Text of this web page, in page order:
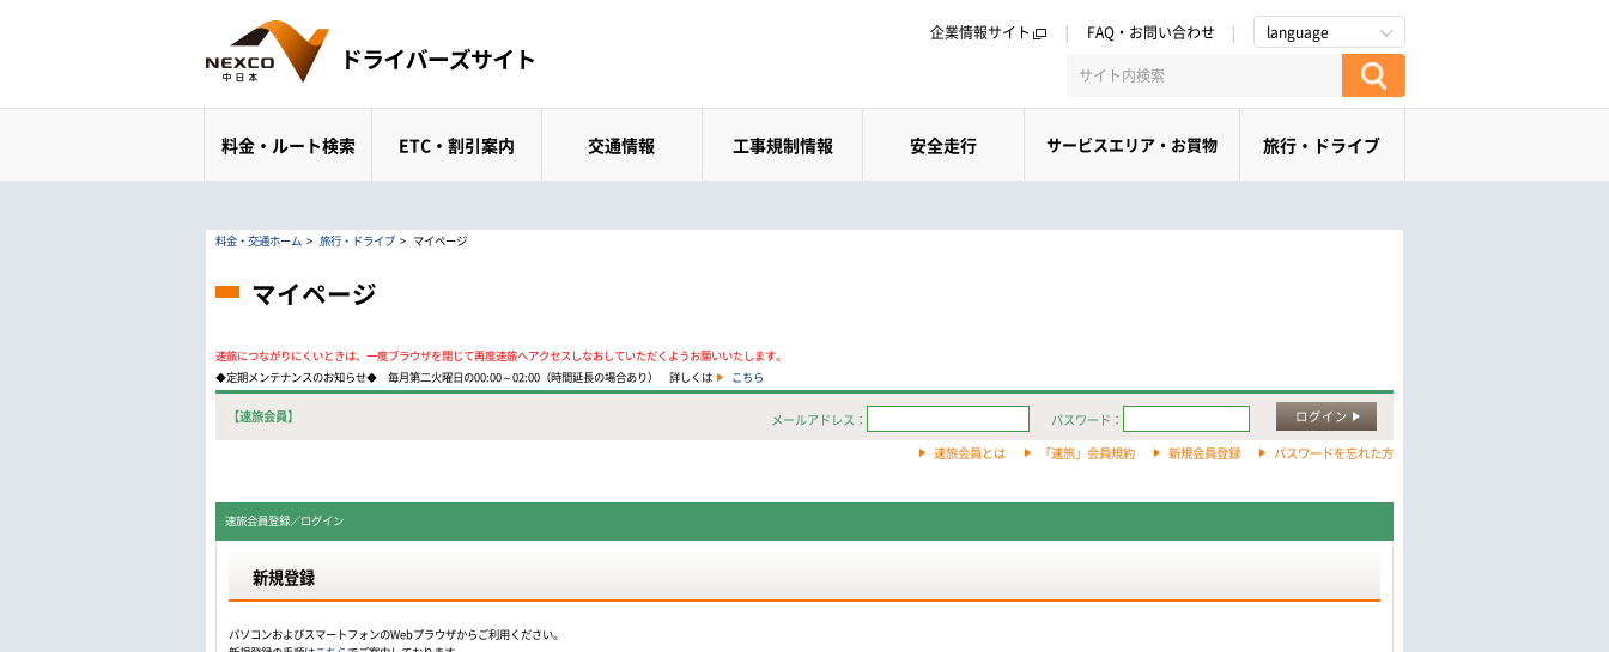
企業情報サイト FAQ・お問い合わせ language
料金・ルート検索 ETC・割引案内 交通情報 工事規制情報 安全走行 サービスエリア・お買物 旅行・ドライブ
料金・交通ホーム > 旅行・ドライブ > マイページ
マイページ
速旅につながりにくいときは、一度ブラウザを閉じて再度速旅へアクセスしなおしていただくようお願いいたします。
◆定期メンテナンスのお知らせ◆ 毎月第二火曜日の00:00～02:00（時間延長の場合あり） 詳しくは
こちら
【速旅会員】 メールアドレス： パスワード： ログイン
速旅会員とは 「速旅」会員規約 新規会員登録 パスワードを忘れた方
速旅会員登録／ログイン
新規登録
パソコンおよびスマートフォンのWebプラウザからご利用ください。